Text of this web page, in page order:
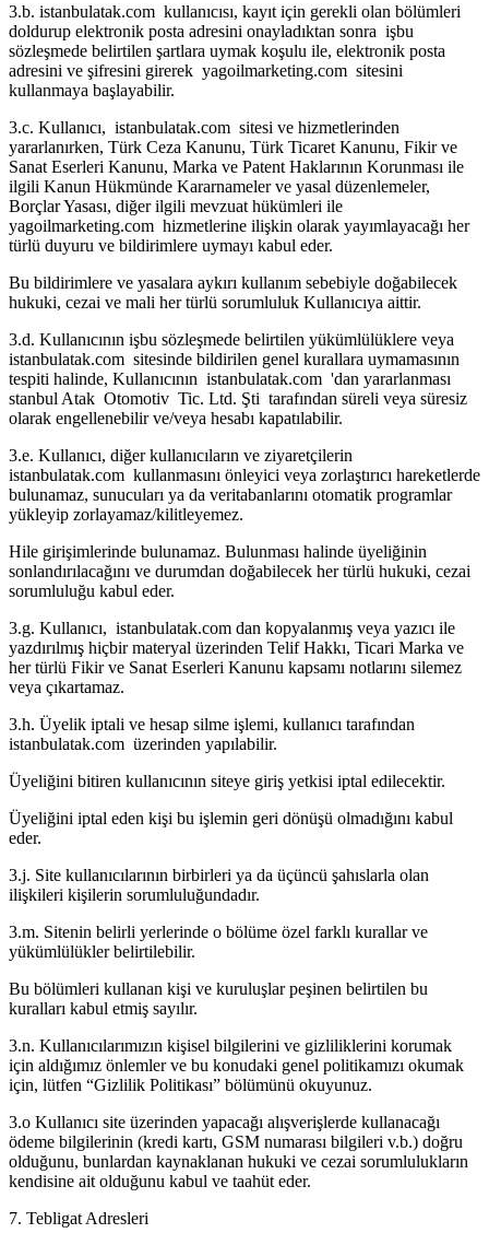
3.b. istanbulatak.com kullanıcısı, kayıt için gerekli olan bölümleri
doldurup elektronik posta adresini onayladıktan sonra işbu
sözleşmede belirtilen şartlara uymak koşulu ile, elektronik posta
adresini ve şifresini girerek yagoilmarketing.com sitesini
kullanmaya başlayabilir.
3.c. Kullanıcı, istanbulatak.com sitesi ve hizmetlerinden
yararlanırken, Türk Ceza Kanunu, Türk Ticaret Kanunu, Fikir ve
Sanat Eserleri Kanunu, Marka ve Patent Haklarının Korunması ile
ilgili Kanun Hükmünde Kararnameler ve yasal düzenlemeler,
Borçlar Yasası, diğer ilgili mevzuat hükümleri ile
yagoilmarketing.com hizmetlerine ilişkin olarak yayımlayacağı her
türlü duyuru ve bildirimlere uymayı kabul eder.
Bu bildirimlere ve yasalara aykırı kullanım sebebiyle doğabilecek
hukuki, cezai ve mali her türlü sorumluluk Kullanıcıya aittir.
3.d. Kullanıcının işbu sözleşmede belirtilen yükümlülüklere veya
istanbulatak.com sitesinde bildirilen genel kurallara uymamasının
tespiti halinde, Kullanıcının istanbulatak.com 'dan yararlanması
stanbul Atak Otomotiv Tic. Ltd. Şti tarafından süreli veya süresiz
olarak engellenebilir ve/veya hesabı kapatılabilir.
3.e. Kullanıcı, diğer kullanıcıların ve ziyaretçilerin
istanbulatak.com kullanmasını önleyici veya zorlaştırıcı hareketlerde
bulunamaz, sunucuları ya da veritabanlarını otomatik programlar
yükleyip zorlayamaz/kilitleyemez.
Hile girişimlerinde bulunamaz. Bulunması halinde üyeliğinin
sonlandırılacağını ve durumdan doğabilecek her türlü hukuki, cezai
sorumluluğu kabul eder.
3.g. Kullanıcı, istanbulatak.com dan kopyalanmış veya yazıcı ile
yazdırılmış hiçbir materyal üzerinden Telif Hakkı, Ticari Marka ve
her türlü Fikir ve Sanat Eserleri Kanunu kapsamı notlarını silemez
veya çıkartamaz.
3.h. Üyelik iptali ve hesap silme işlemi, kullanıcı tarafından
istanbulatak.com üzerinden yapılabilir.
Üyeliğini bitiren kullanıcının siteye giriş yetkisi iptal edilecektir.
Üyeliğini iptal eden kişi bu işlemin geri dönüşü olmadığını kabul
eder.
3.j. Site kullanıcılarının birbirleri ya da üçüncü şahıslarla olan
ilişkileri kişilerin sorumluluğundadır.
3.m. Sitenin belirli yerlerinde o bölüme özel farklı kurallar ve
yükümlülükler belirtilebilir.
Bu bölümleri kullanan kişi ve kuruluşlar peşinen belirtilen bu
kuralları kabul etmiş sayılır.
3.n. Kullanıcılarımızın kişisel bilgilerini ve gizliliklerini korumak
için aldığımız önlemler ve bu konudaki genel politikamızı okumak
için, lütfen “Gizlilik Politikası” bölümünü okuyunuz.
3.o Kullanıcı site üzerinden yapacağı alışverişlerde kullanacağı
ödeme bilgilerinin (kredi kartı, GSM numarası bilgileri v.b.) doğru
olduğunu, bunlardan kaynaklanan hukuki ve cezai sorumlulukların
kendisine ait olduğunu kabul ve taahüt eder.
7. Tebligat Adresleri